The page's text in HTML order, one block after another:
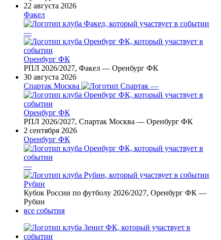
22 августа 2026
Факел
—
Оренбург ФК
РПЛ 2026/2027, Факел — Оренбург ФК
30 августа 2026
Спартак Москва
—
Оренбург ФК
РПЛ 2026/2027, Спартак Москва — Оренбург ФК
2 сентября 2026
Оренбург ФК
—
Рубин
Кубок России по футболу 2026/2027, Оренбург ФК —
Рубин
все события